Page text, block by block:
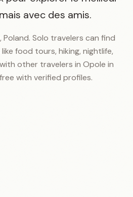
avec des amis.
Poland. Solo travelers can find
food tours, hiking, nightlife,
other travelers in Opole in
with verified profiles.